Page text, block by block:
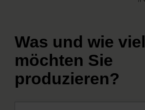
Was und wie viel
möchten Sie
produzieren?